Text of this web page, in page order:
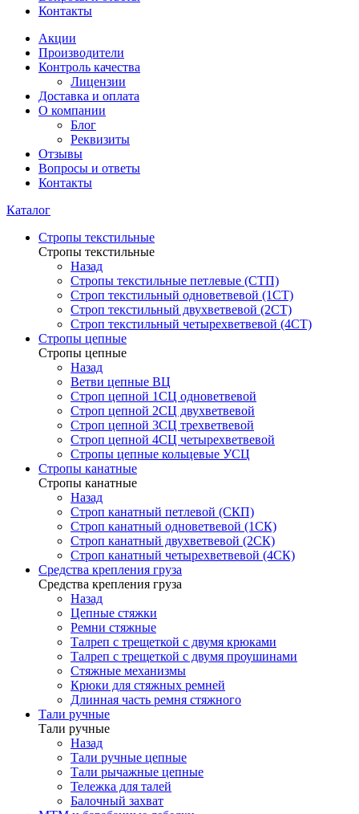
Контакты
Акции
Производители
Контроль качества
Лицензии
Доставка и оплата
О компании
Блог
Реквизиты
Отзывы
Вопросы и ответы
Контакты
Каталог
Стропы текстильные
Стропы текстильные
Назад
Стропы текстильные петлевые (СТП)
Строп текстильный одноветвевой (1СТ)
Строп текстильный двухветвевой (2СТ)
Строп текстильный четырехветвевой (4СТ)
Стропы цепные
Стропы цепные
Назад
Ветви цепные ВЦ
Строп цепной 1СЦ одноветвевой
Строп цепной 2СЦ двухветвевой
Строп цепной 3СЦ трехветвевой
Строп цепной 4СЦ четырехветвевой
Стропы цепные кольцевые УСЦ
Стропы канатные
Стропы канатные
Назад
Строп канатный петлевой (СКП)
Строп канатный одноветвевой (1СК)
Строп канатный двухветвевой (2СК)
Строп канатный четырехветвевой (4СК)
Средства крепления груза
Средства крепления груза
Назад
Цепные стяжки
Ремни стяжные
Талреп с трещеткой с двумя крюками
Талреп с трещеткой с двумя проушинами
Стяжные механизмы
Крюки для стяжных ремней
Длинная часть ремня стяжного
Тали ручные
Тали ручные
Назад
Тали ручные цепные
Тали рычажные цепные
Тележка для талей
Балочный захват